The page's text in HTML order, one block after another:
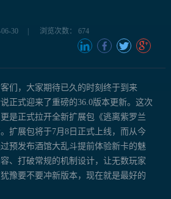
30 浏览次数： 674
们，大家期待已久的时刻终于到来
正式迎来了重磅的36.0版本更新。这次
是正式拉开全新扩展包《逃离紫罗兰
扩展包将于7月8日正式上线，而从今
预发布酒馆大乱斗提前体验新卡的魅
、打破常规的机制设计，让无数玩家
豫要不要冲新版本，现在就是最好的